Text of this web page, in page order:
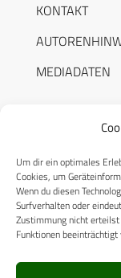
Um dir ein optimales
Cookies, um
Wenn du diesen
Surfverhalten oder
Zustimmung nicht
Funktionen beeinträchtigt
KONTAKT
MEDIADATEN
Cookie-